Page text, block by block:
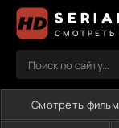
СМОТРЕТЬ
Смотреть